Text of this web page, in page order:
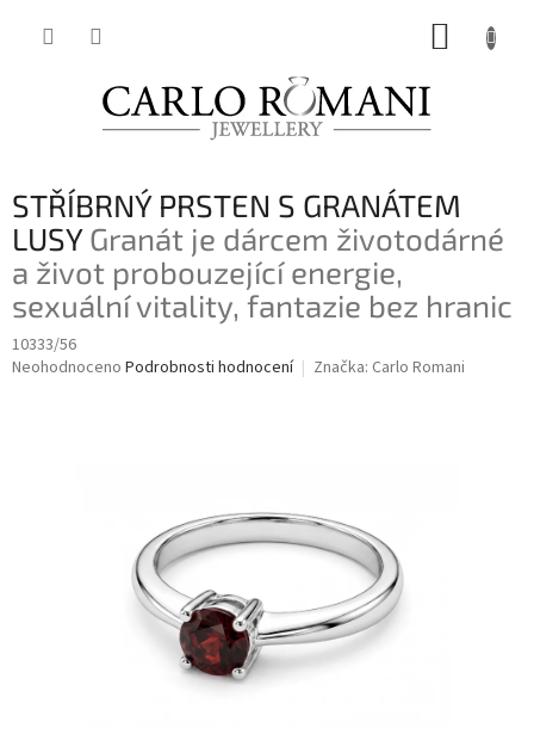
STŘÍBRNÝ PRSTEN S GRANÁTEM
LUSYGranát je dárcem životodárné
a život probouzející energie,
sexuální vitality, fantazie bez hranic
10333/56
Průměrné
Neohodnoceno Podrobnosti hodnocení Značka: Carlo Romani